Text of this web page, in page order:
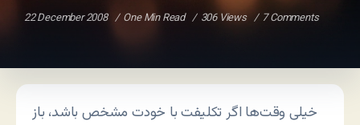
22 December 2008 One Min Read 306 Views 7 Comments
خیلی وقت‌ها اگر تکلیفت با خودت مشخص باشد، باز